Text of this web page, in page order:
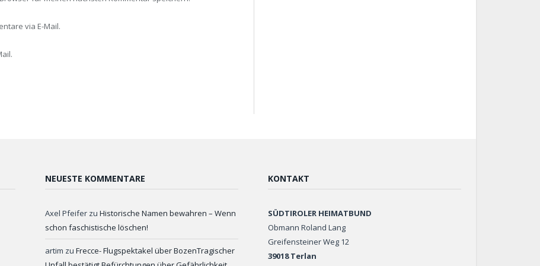
via E-Mail.
NEUESTE KOMMENTARE
Axel Pfeifer zu Historische Namen bewahren – Wenn
schon faschistische löschen!
artim zu Frecce- Flugspektakel über BozenTragischer
KONTAKT
SÜDTIROLER HEIMATBUND
Obmann Roland Lang
Greifensteiner Weg 12
39018 Terlan